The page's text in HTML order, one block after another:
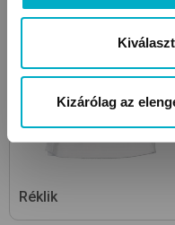
Kizárólag az
Réklik